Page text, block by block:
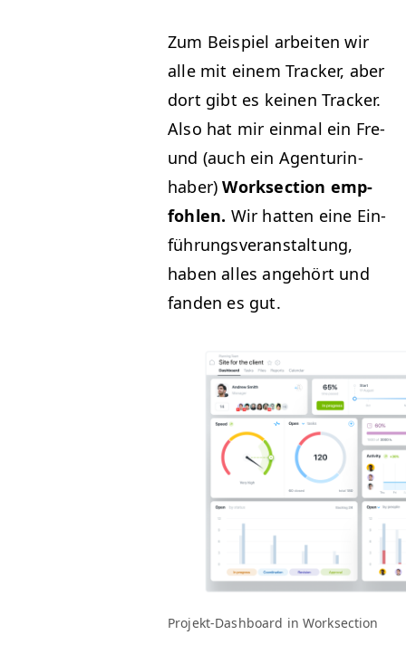
Zum Beispiel arbeit­en wir
alle mit einem Track­er, aber
dort gibt es keinen Track­er.
Also hat mir ein­mal ein Fre­
und (auch ein Agen­tur­in­
hab­er)Work­sec­tion emp­
fohlen. Wir hat­ten eine Ein­
führungsver­anstal­tung,
haben alles ange­hört und
fan­den es gut.
Pro­jekt-Dash­board in Worksection